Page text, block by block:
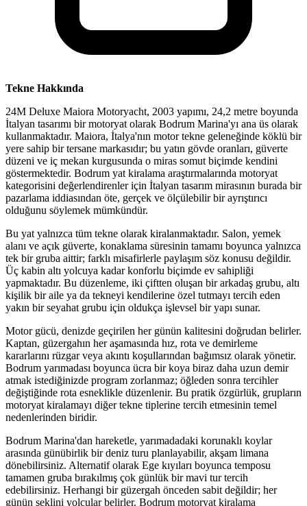
Tekne Hakkında
24M Deluxe Maiora Motoryacht, 2003 yapımı, 24,2 metre boyunda
İtalyan tasarımı bir motoryat olarak Bodrum Marina'yı ana üs olarak
kullanmaktadır. Maiora, İtalya'nın motor tekne geleneğinde köklü bir
yere sahip bir tersane markasıdır; bu yatın gövde oranları, güverte
düzeni ve iç mekan kurgusunda o miras somut biçimde kendini
göstermektedir. Bodrum yat kiralama araştırmalarında motoryat
kategorisini değerlendirenler için İtalyan tasarım mirasının burada bir
pazarlama iddiasından öte, gerçek ve ölçülebilir bir ayrıştırıcı
olduğunu söylemek mümkündür.
Bu yat yalnızca tüm tekne olarak kiralanmaktadır. Salon, yemek
alanı ve açık güverte, konaklama süresinin tamamı boyunca yalnızca
tek bir gruba aittir; farklı misafirlerle paylaşım söz konusu değildir.
Üç kabin altı yolcuya kadar konforlu biçimde ev sahipliği
yapmaktadır. Bu düzenleme, iki çiftten oluşan bir arkadaş grubu, altı
kişilik bir aile ya da tekneyi kendilerine özel tutmayı tercih eden
yakın bir seyahat grubu için oldukça işlevsel bir yapı sunar.
Motor gücü, denizde geçirilen her günün kalitesini doğrudan belirler.
Kaptan, güzergahın her aşamasında hız, rota ve demirleme
kararlarını rüzgar veya akıntı koşullarından bağımsız olarak yönetir.
Bodrum yarımadası boyunca ücra bir koya biraz daha uzun demir
atmak istediğinizde program zorlanmaz; öğleden sonra tercihler
değiştiğinde rota esneklikle düzenlenir. Bu pratik özgürlük, grupların
motoryat kiralamayı diğer tekne tiplerine tercih etmesinin temel
nedenlerinden biridir.
Bodrum Marina'dan hareketle, yarımadadaki korunaklı koylar
arasında günübirlik bir deniz turu planlayabilir, akşam limana
dönebilirsiniz. Alternatif olarak Ege kıyıları boyunca temposu
tamamen gruba bırakılmış çok günlük bir mavi tur tercih
edebilirsiniz. Herhangi bir güzergah önceden sabit değildir; her
günün şeklini yolcular belirler. Bodrum motoryat kiralama